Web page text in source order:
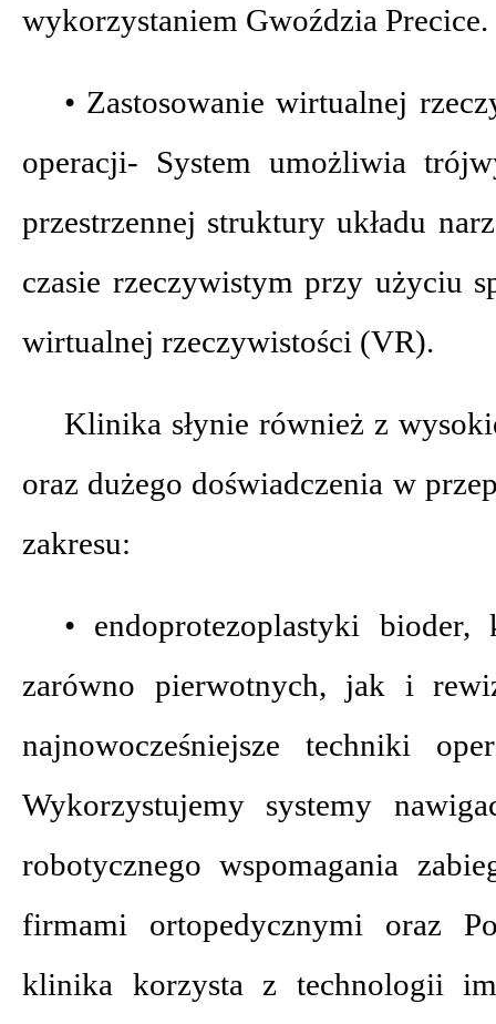
wykorzystaniem Gwoździa Precice.
• Zastosowanie wirtualnej
operacji- System umożliwia
przestrzennej struktury układu
czasie rzeczywistym przy użyciu
wirtualnej rzeczywistości (VR).
Klinika słynie również z
oraz dużego doświadczenia w
zakresu:
• endoprotezoplastyki
zarówno pierwotnych, jak i
najnowocześniejsze techniki
Wykorzystujemy systemy
robotycznego wspomagania
firmami ortopedycznymi oraz
klinika korzysta z technologii